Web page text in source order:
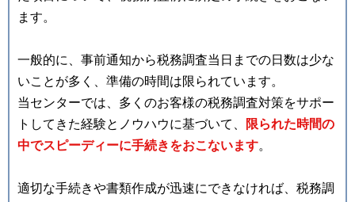
ます。
一般的に、事前通知から税務調査当日までの日数は少な
いことが多く、準備の時間は限られています。
当センターでは、多くのお客様の税務調査対策をサポー
トしてきた経験とノウハウに基づいて、
限られた時間の
中でスピーディーに手続きをおこないます。
適切な手続きや書類作成が迅速にできなければ、税務調